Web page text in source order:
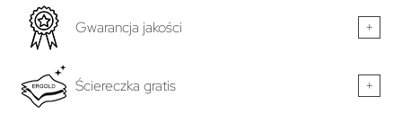
Gwarancja jakości +
Ściereczka gratis +